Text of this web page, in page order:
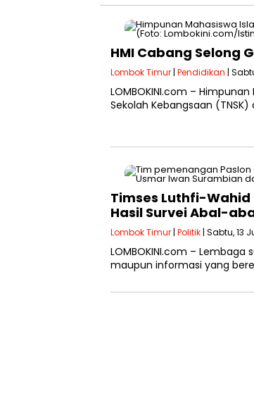
HMI Cabang Selong
Lombok Timur | Pendidikan |
LOMBOKINI.com –
Sekolah Kebangsaan
Timses Luthfi-
Hasil Survei Abal-
Lombok Timur | Politik | Sabtu, 13
LOMBOKINI.com –
maupun informasi yang